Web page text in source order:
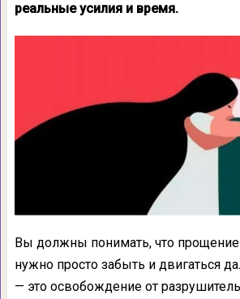
реальные усилия и время.
Вы должны понимать, что прощение
нужно просто забыть и двигаться
— это освобождение от